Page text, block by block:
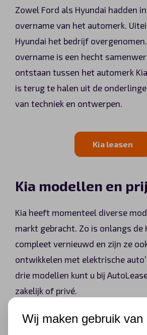
Zowel Ford als Hyundai hadden
overname van het automerk.
Hyundai het bedrijf
overname is een hecht
ontstaan tussen het automerk
is terug te halen uit de
van techniek en ontwerpen.
Kia leasen
Kia modellen en
Kia heeft momenteel diverse
markt gebracht. Zo is onlangs de
compleet vernieuwd en zijn ze
ontwikkelen met elektrische
drie modellen kunt u bij
zakelijk of privé.
Kia Ceed
Wij maken gebruik van